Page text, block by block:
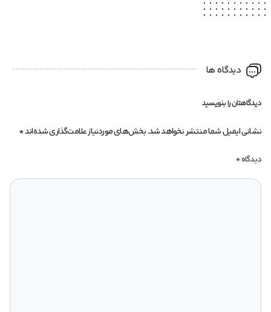
دیدگاه ها
دیدگاهتان را بنویسید
نشانی ایمیل شما منتشر نخواهد شد.بخش‌های موردنیاز علامت‌گذاری شده‌اند*
دیدگاه*